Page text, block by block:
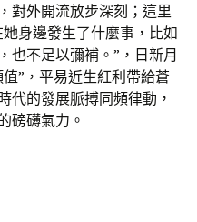
對外開流放步深刻；這里
身邊發生了什麼事，比如
也不足以彌補。”，日新月
”，平易近生紅利帶給蒼
代的發展脈搏同頻律動，
磅礴氣力。